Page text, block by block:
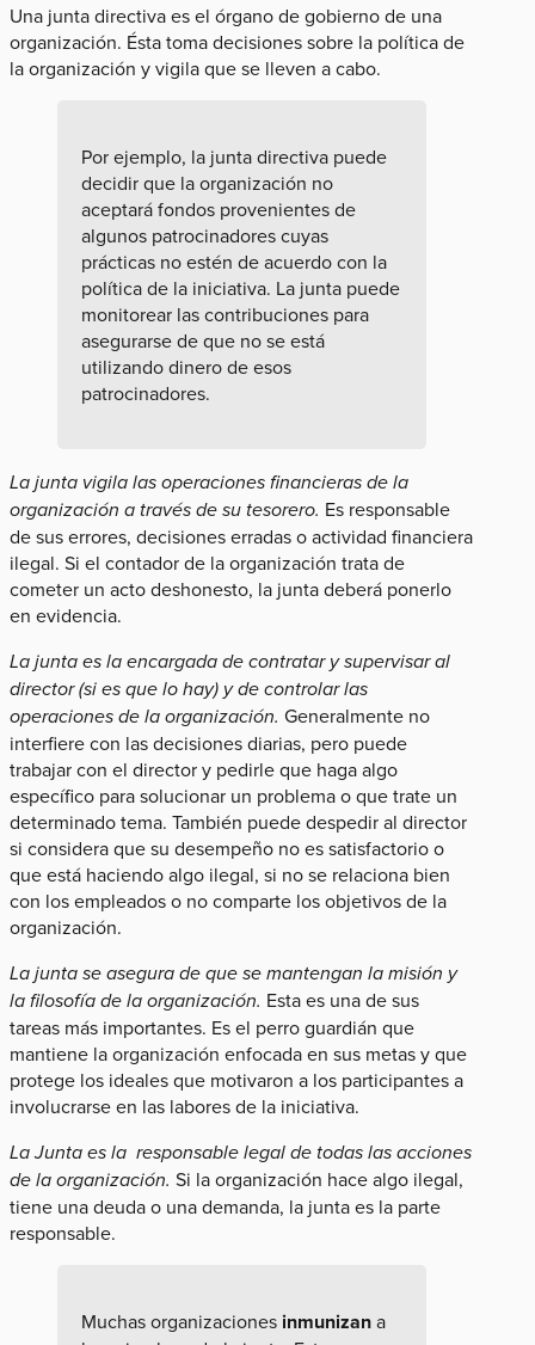
Una junta directiva es el órgano de gobierno de una
organización. Ésta toma decisiones sobre la política de
la organización y vigila que se lleven a cabo.
Por ejemplo, la junta directiva puede
decidir que la organización no
aceptará fondos provenientes de
algunos patrocinadores cuyas
prácticas no estén de acuerdo con la
política de la iniciativa. La junta puede
monitorear las contribuciones para
asegurarse de que no se está
utilizando dinero de esos
patrocinadores.
La junta vigila las operaciones financieras de la
organización a través de su tesorero. Es responsable
de sus errores, decisiones erradas o actividad financiera
ilegal. Si el contador de la organización trata de
cometer un acto deshonesto, la junta deberá ponerlo
en evidencia.
La junta es la encargada de contratar y supervisar al
director (si es que lo hay) y de controlar las
operaciones de la organización. Generalmente no
interfiere con las decisiones diarias, pero puede
trabajar con el director y pedirle que haga algo
específico para solucionar un problema o que trate un
determinado tema. También puede despedir al director
si considera que su desempeño no es satisfactorio o
que está haciendo algo ilegal, si no se relaciona bien
con los empleados o no comparte los objetivos de la
organización.
La junta se asegura de que se mantengan la misión y
la filosofía de la organización. Esta es una de sus
tareas más importantes. Es el perro guardián que
mantiene la organización enfocada en sus metas y que
protege los ideales que motivaron a los participantes a
involucrarse en las labores de la iniciativa.
La Junta es la responsable legal de todas las acciones
de la organización. Si la organización hace algo ilegal,
tiene una deuda o una demanda, la junta es la parte
responsable.
Muchas organizaciones inmunizana